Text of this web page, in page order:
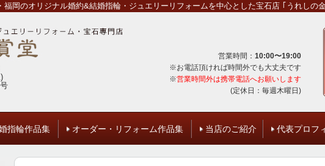
福岡のオリジナル婚約&結婚指輪・ジュエリーリフォームを中心とした宝石店 ｢うれしの金
営業時間： 10:00〜19:00
※お電話頂ければ時間外でも大丈夫です
※営業時間外は携帯電話へお願いします
(定休日：毎週木曜日)
指輪作品集 オーダー・リフォーム作品集 当店のご紹介 代表プロフ